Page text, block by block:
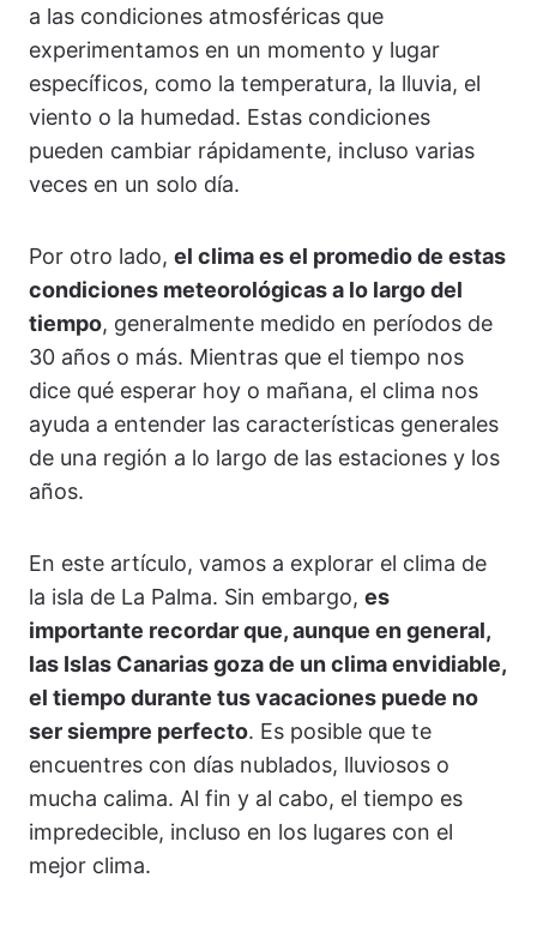
a las condiciones atmosféricas que
experimentamos en un momento y lugar
específicos, como la temperatura, la lluvia, el
viento o la humedad. Estas condiciones
pueden cambiar rápidamente, incluso varias
veces en un solo día.
Por otro lado, el clima es el promedio de estas
condiciones meteorológicas a lo largo del
tiempo, generalmente medido en períodos de
30 años o más. Mientras que el tiempo nos
dice qué esperar hoy o mañana, el clima nos
ayuda a entender las características generales
de una región a lo largo de las estaciones y los
años.
En este artículo, vamos a explorar el clima de
la isla de La Palma. Sin embargo, es
importante recordar que, aunque en general,
las Islas Canarias goza de un clima envidiable,
el tiempo durante tus vacaciones puede no
ser siempre perfecto. Es posible que te
encuentres con días nublados, lluviosos o
mucha calima. Al fin y al cabo, el tiempo es
impredecible, incluso en los lugares con el
mejor clima.